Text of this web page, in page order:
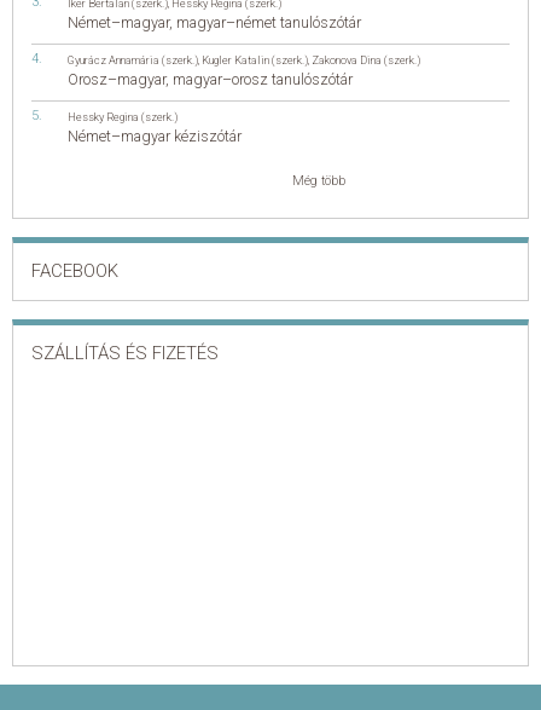
Iker Bertalan (szerk.) Hessky Regina (szerk.)
Német–magyar, magyar–német tanulószótár
Gyurácz Annamária (szerk.) Kugler Katalin (szerk.) Zakonova Dina (szerk.)
Orosz–magyar, magyar–orosz tanulószótár
Hessky Regina (szerk.)
Német–magyar kéziszótár
Még több
FACEBOOK
SZÁLLÍTÁS ÉS FIZETÉS